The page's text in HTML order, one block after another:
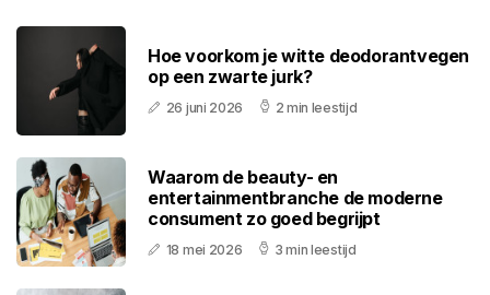
Hoe voorkom je witte deodorantvegen
op een zwarte jurk?
26 juni 2026 2 min leestijd
Waarom de beauty- en
entertainmentbranche de moderne
consument zo goed begrijpt
18 mei 2026 3 min leestijd